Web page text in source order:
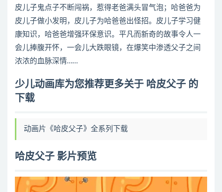
皮儿子鬼点子不断闯祸，惹得老爸满头冒气泡；哈爸爸为
皮儿子做小发明，皮儿子为哈爸爸出怪招。皮儿子学习健
康知识，哈爸爸增强环保意识。平凡而新奇的故事令人一
会儿捧腹开怀，一会儿大跌眼镜，在爆笑中渗透父子之间
浓浓的血脉深情……
少儿动画库为您推荐更多关于 哈皮父子 的
下载
动画片《哈皮父子》全系列下载
哈皮父子 影片预览